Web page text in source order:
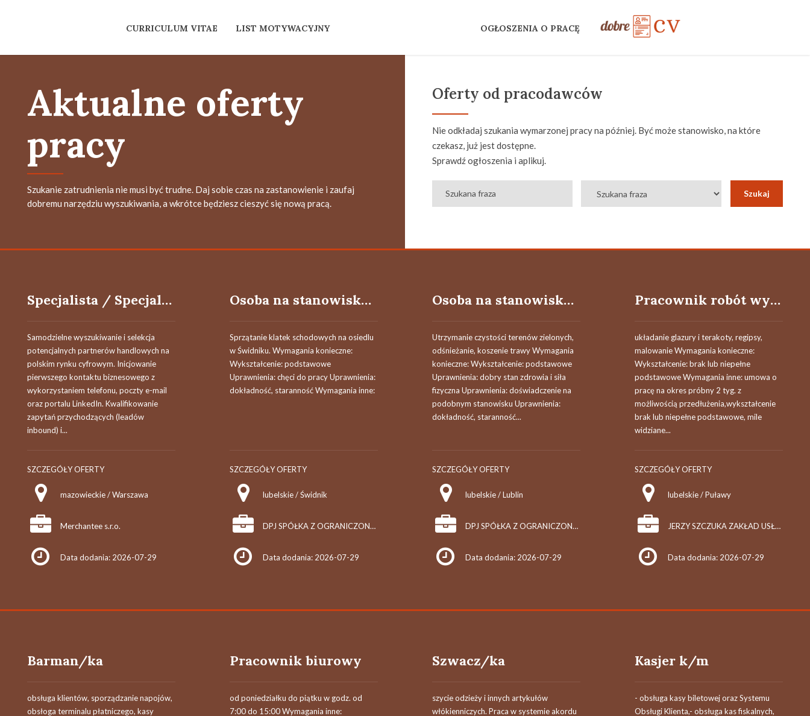
CURRICULUM VITAE LIST MOTYWACYJNY OGŁOSZENIA O PRACĘ
Aktualne oferty
pracy
Szukanie zatrudnienia nie musi być trudne. Daj sobie czas na zastanowienie i zaufaj
dobremu narzędziu wyszukiwania, a wkrótce będziesz cieszyć się nową pracą.
Oferty od pracodawców
Nie odkładaj szukania wymarzonej pracy na później. Być może stanowisko, na które
czekasz, już jest dostępne.
Sprawdź ogłoszenia i aplikuj.
Specjalista / Specjalistka ds. Rozwoju Sprzedaży
Samodzielne wyszukiwanie i selekcja
potencjalnych partnerów handlowych na
polskim rynku cyfrowym. Inicjowanie
pierwszego kontaktu biznesowego z
wykorzystaniem telefonu, poczty e-mail
oraz portalu LinkedIn. Kwalifikowanie
zapytań przychodzących (leadów
inbound) i...
SZCZEGÓŁY OFERTY
mazowieckie / Warszawa
Merchantee s.r.o.
Data dodania: 2026-07-29
Osoba na stanowisku pracownik utrzymania czystości (k/m/o)
Sprzątanie klatek schodowych na osiedlu
w Świdniku. Wymagania konieczne:
Wykształcenie: podstawowe
Uprawnienia: chęci do pracy Uprawnienia:
dokładność, staranność Wymagania inne:
SZCZEGÓŁY OFERTY
lubelskie / Świdnik
DPJ SPÓŁKA Z OGRANICZONĄ ODPOWIEDZIALNOŚCIĄ
Data dodania: 2026-07-29
Osoba na stanowisku robotnik gospodarczy (k/m/o)
Utrzymanie czystości terenów zielonych,
odśnieżanie, koszenie trawy Wymagania
konieczne: Wykształcenie: podstawowe
Uprawnienia: dobry stan zdrowia i siła
fizyczna Uprawnienia: doświadczenie na
podobnym stanowisku Uprawnienia:
dokładność, staranność...
SZCZEGÓŁY OFERTY
lubelskie / Lublin
DPJ SPÓŁKA Z OGRANICZONĄ ODPOWIEDZIALNOŚCIĄ
Data dodania: 2026-07-29
Pracownik robót wykończeniowych (k/m)
układanie glazury i terakoty, regipsy,
malowanie Wymagania konieczne:
Wykształcenie: brak lub niepełne
podstawowe Wymagania inne: umowa o
pracę na okres próbny 2 tyg. z
możliwością przedłużenia,wykształcenie
brak lub niepełne podstawowe, mile
widziane...
SZCZEGÓŁY OFERTY
lubelskie / Puławy
JERZY SZCZUKA ZAKŁAD USŁUG REMONTOWO - BUDOWLANYCH "TECH-DOM", PPHU "BUDOLAND"
Data dodania: 2026-07-29
Barman/ka
obsługa klientów, sporządzanie napojów,
obsłoga terminalu płatniczego, kasy
Pracownik biurowy
od poniedziałku do piątku w godz. od
7:00 do 15:00 Wymagania inne:
Szwacz/ka
szycie odzieży i innych artykułów
włókienniczych. Praca w systemie akordu
Kasjer k/m
- obsługa kasy biletowej oraz Systemu
Obsługi Klienta,- obsługa kas fiskalnych,